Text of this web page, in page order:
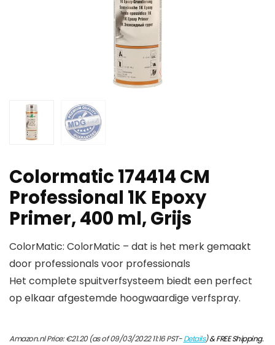
Colormatic 174414 CM
Professional 1K Epoxy
Primer, 400 ml, Grijs
ColorMatic: ColorMatic – dat is het merk gemaakt
door professionals voor professionals
Het complete spuitverfsysteem biedt een perfect
op elkaar afgestemde hoogwaardige verfspray.
Amazon.nl Price:€21.20(as of 09/03/2022 11:16 PST-Details)&FREE Shipping.